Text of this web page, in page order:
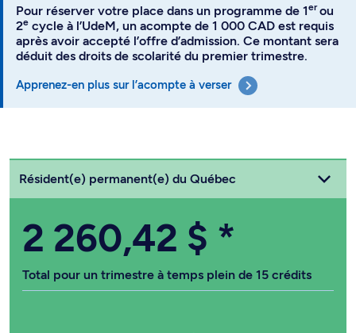
Pour réserver votre place dans un programme de 1erou
2e cycle à l’UdeM, un acompte de 1 000 CAD est requis
après avoir accepté l’offre d’admission. Ce montant sera
déduit des droits de scolarité du premier trimestre.
Apprenez-en plus sur l’acompte à verser
Choisissez votre statut
Résident(e) permanent(e) du Québec
2 260,42 $ *
Total pour un trimestre à temps plein de 15 crédits